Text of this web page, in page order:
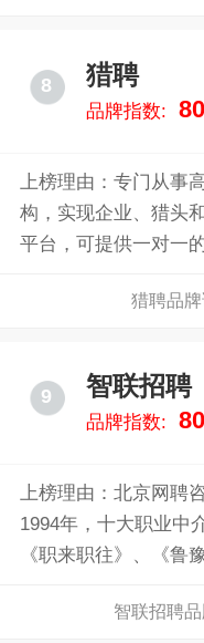
8 猎聘
品牌指数: 80
上榜理由：专门从事
构，实现企业、猎头
平台，可提供一对一
猎聘品
9 智联招聘
品牌指数: 80
上榜理由：北京网聘
1994年，十大职业中
《职来职往》、《鲁
智联招聘